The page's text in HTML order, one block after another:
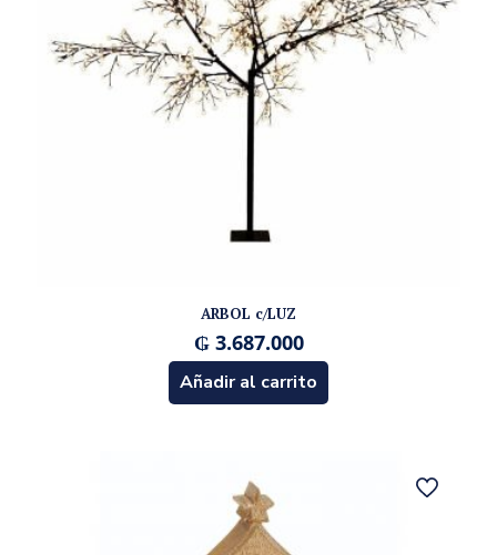
ARBOL c/LUZ
₲3.687.000
Añadir al carrito